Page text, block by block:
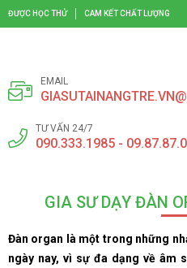
ĐƯỢC HỌC THỬ CAM KẾT CHẤT LƯỢNG
EMAIL
TƯ VẤN 24/7
090.333.1985 -
GIA SƯ DẠY ĐÀN
Đàn organ là một trong những
ngày nay, vì sự đa dạng về âm